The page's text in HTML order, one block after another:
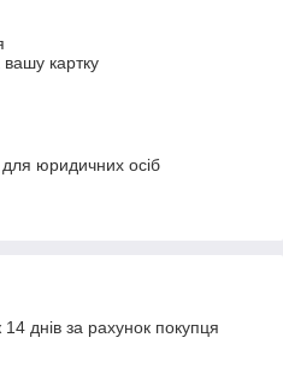
картку
для юридичних осіб
днів за рахунок покупця